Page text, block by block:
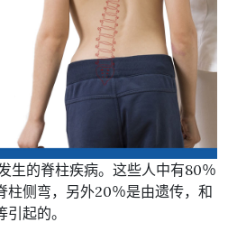
生的脊柱疾病。这些人中有80％
柱侧弯，另外20％是由遗传，和
起的。